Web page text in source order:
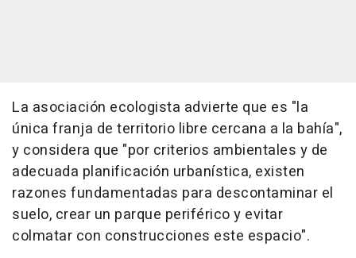
La asociación ecologista advierte que es "la
única franja de territorio libre cercana a la bahía",
y considera que "por criterios ambientales y de
adecuada planificación urbanística, existen
razones fundamentadas para descontaminar el
suelo, crear un parque periférico y evitar
colmatar con construcciones este espacio".